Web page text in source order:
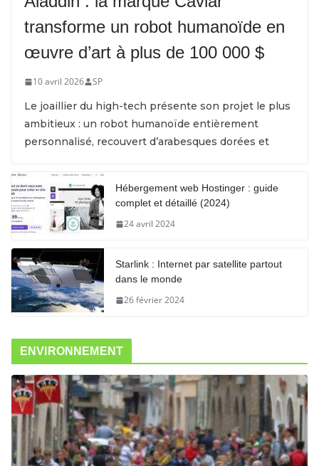
transforme un robot humanoïde en
œuvre d’art à plus de 100 000 $
10 avril 2026 SP
Le joaillier du high-tech présente son projet le plus
ambitieux : un robot humanoïde entièrement
personnalisé, recouvert d’arabesques dorées et
Hébergement web Hostinger : guide
complet et détaillé (2024)
24 avril 2024
Starlink : Internet par satellite partout
dans le monde
26 février 2024
ENVIRONNEMENT